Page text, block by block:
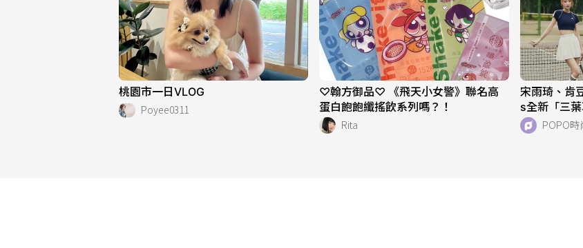
桃園市一日VLOG
Poyee0311
♡翰方御品♡ 《飛天小女警》聯名高
蛋白飽飽纖搖飲系列嗎？！
Rita
宋雨琦、肯
s全新「三
天天穿！直
POPO時